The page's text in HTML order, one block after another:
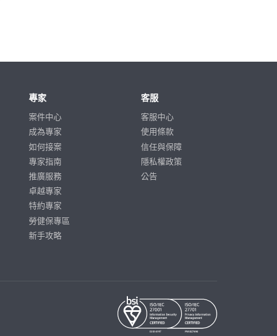
專家
案件中心
成為專家
如何接案
專家指南
推廣服務
卓越專家
特約專家
勞健保專區
新手攻略
客服
客服中心
使用條款
信任與保障
隱私權政策
公告